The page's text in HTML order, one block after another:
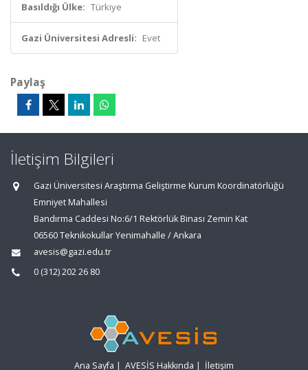
Basıldığı Ülke: Türkiye
Gazi Üniversitesi Adresli: Evet
Paylaş
İletişim Bilgileri
Gazi Üniversitesi Araştırma Geliştirme Kurum Koordinatörlüğü
Emniyet Mahallesi
Bandırma Caddesi No:6/1 Rektörlük Binası Zemin Kat
06560 Teknikokullar Yenimahalle / Ankara
avesis@gazi.edu.tr
0 (312) 202 26 80
Ana Sayfa | AVESİS Hakkında | İletişim